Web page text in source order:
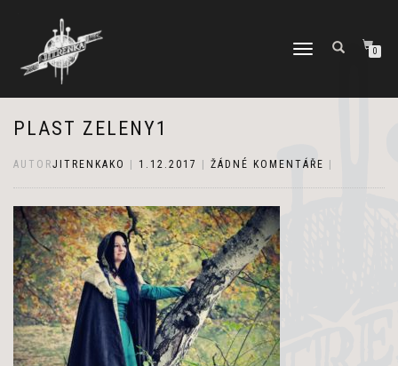
PŘEPNOUT
0
PLAST ZELENY1
AUTORJITRENKAKO 1.12.2017 ŽÁDNÉ KOMENTÁŘE